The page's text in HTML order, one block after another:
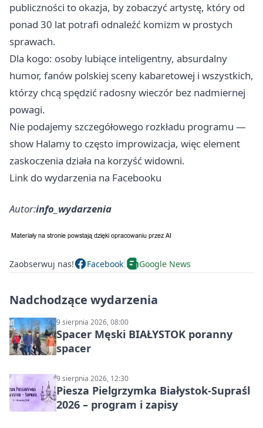
publiczności to okazja, by zobaczyć artystę, który od
ponad 30 lat potrafi odnaleźć komizm w prostych
sprawach.
Dla kogo: osoby lubiące inteligentny, absurdalny
humor, fanów polskiej sceny kabaretowej i wszystkich,
którzy chcą spędzić radosny wieczór bez nadmiernej
powagi.
Nie podajemy szczegółowego rozkładu programu —
show Halamy to często improwizacja, więc element
zaskoczenia działa na korzyść widowni.
Link do wydarzenia na Facebooku
Autor:info_wydarzenia
Zaobserwuj nas! Facebook Google News
Nadchodzące wydarzenia
9 sierpnia 2026, 08:00
Spacer Męski BIAŁYSTOK poranny
spacer
9 sierpnia 2026, 12:30
Piesza Pielgrzymka Białystok-Supraśl
2026 – program i zapisy